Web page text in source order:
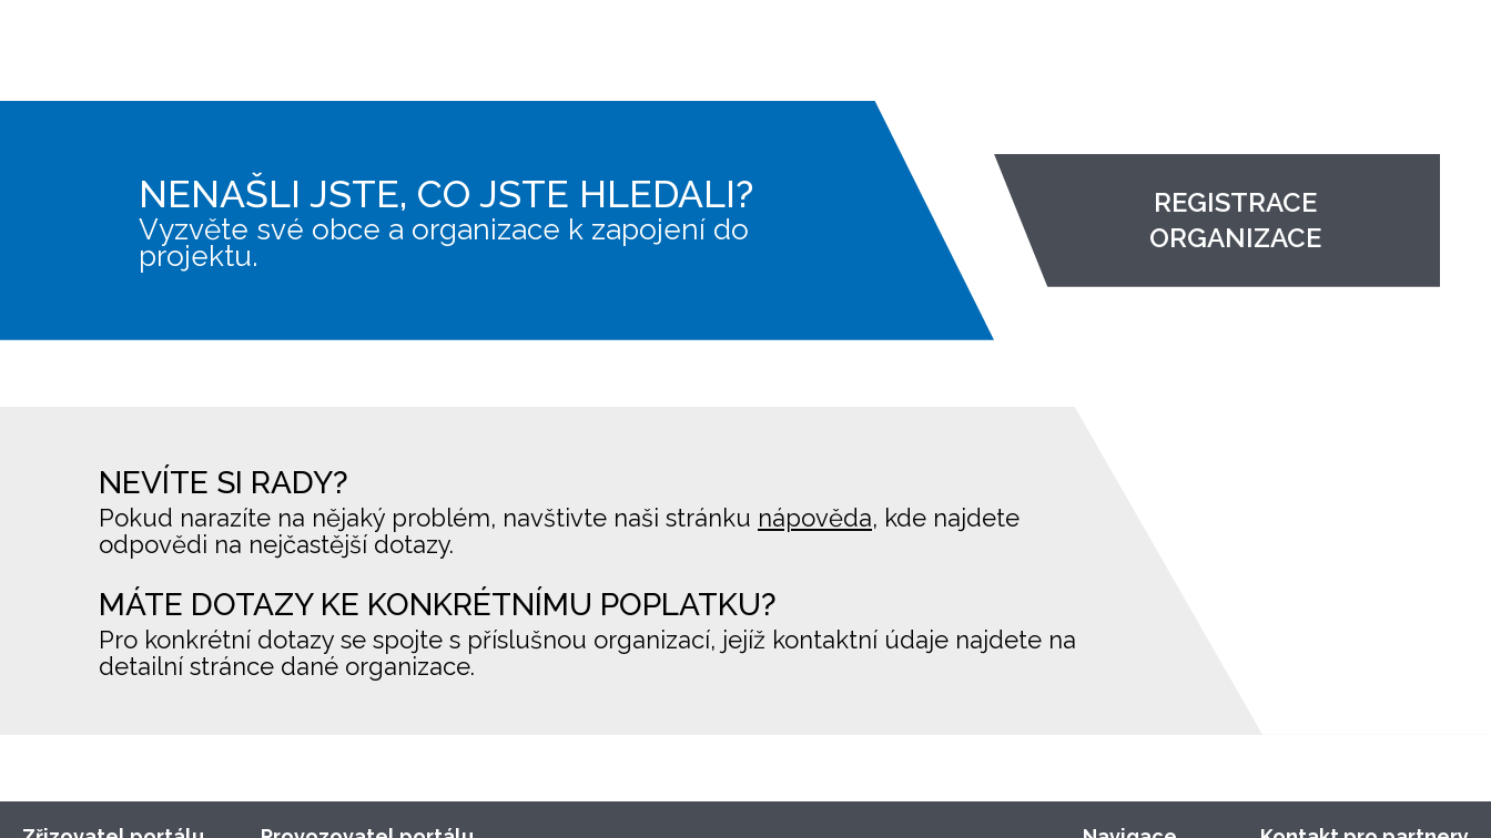
NENAŠLI JSTE, CO JSTE HLEDALI?
Vyzvěte své obce a organizace k zapojení do
projektu.
REGISTRACE
ORGANIZACE
NEVÍTE SI RADY?
Pokud narazíte na nějaký problém, navštivte naši stránku nápověda, kde najdete
odpovědi na nejčastější dotazy.
MÁTE DOTAZY KE KONKRÉTNÍMU POPLATKU?
Pro konkrétní dotazy se spojte s příslušnou organizací, jejíž kontaktní údaje najdete na
detailní stránce dané organizace.